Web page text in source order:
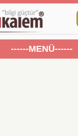
------MENÜ------